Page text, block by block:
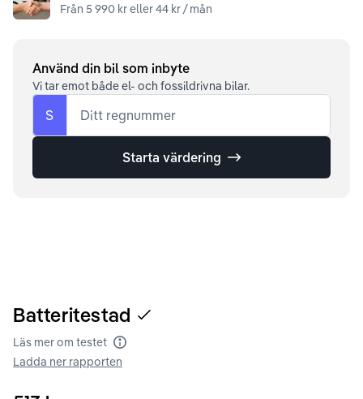
Från 5 990 kr eller 44 kr / mån
Använd din bil som inbyte
Vi tar emot både el- och fossildrivna bilar.
S Ditt regnummer
Starta värdering
Batteritestad
Läs mer om testet Batteritest
Ladda ner rapporten